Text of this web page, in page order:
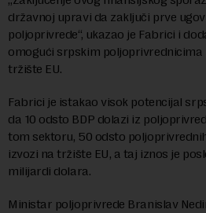
državnoj upravi da zaključi prve
poljoprivrede“, ukazao je Fabrici i
omogući srpskim
tržište EU.
Fabrici je istakao visok potencijal
da 10 odsto BDP dolazi iz
tom sektoru, 50 odsto
izvozi na tržište EU, a taj iznos je
milijardi dolara.
Ministar poljoprivrede Branislav